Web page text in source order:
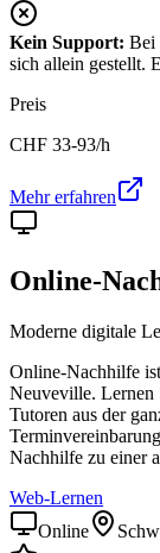
Kein Support: Bei
sich allein gestellt.
Preis
CHF 33-93/h
Mehr erfahren
Online-
Moderne digitale
Online-Nachhilfe
Neuveville. Lernen
Tutoren aus der
Nachhilfe zu einer
Web-Lernen
Online